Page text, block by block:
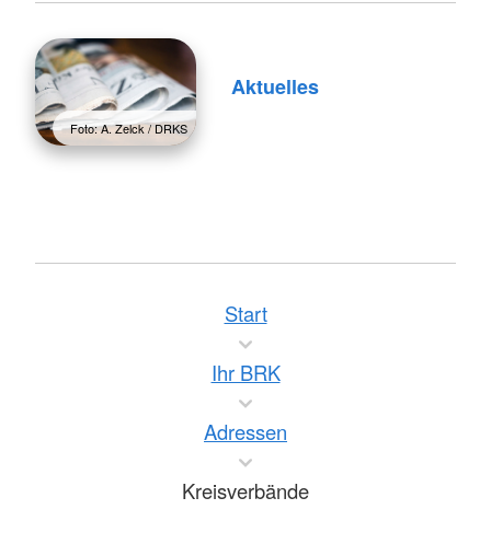
Foto: A. Zelck / DRKS
Aktuelles
Start
Ihr BRK
Adressen
Kreisverbände